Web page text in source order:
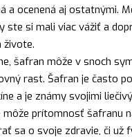
a ocenená aj ostatnými.
ste si mali viac vážiť a
živote.
šafran môže v snoch
rast. Šafran je často
a je známy svojimi
prítomnosť šafranu
sa o svoje zdravie, či už